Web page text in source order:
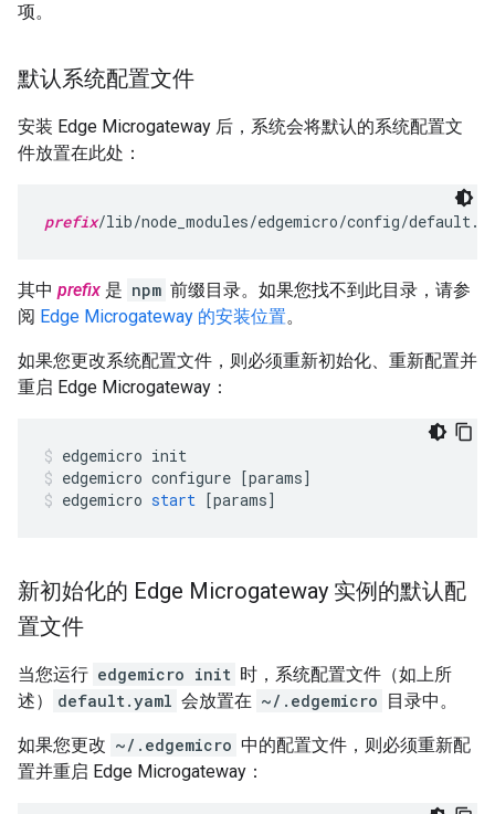
项。
默认系统配置文件
安装 Edge Microgateway 后，系统会将默认的系统配置文
件放置在此处：
prefix/lib/node_modules/edgemicro/config/
其中 prefix 是 npm 前缀目录。如果您找不到此目录，请参
阅 Edge Microgateway 的安装位置。
如果您更改系统配置文件，则必须重新初始化、重新配置并
重启 Edge Microgateway：
edgemicro init
edgemicro configure [params]
edgemicro start [params]
新初始化的 Edge Microgateway 实例的默认配
置文件
当您运行 edgemicro init 时，系统配置文件（如上所
述）
default.yaml 会放置在 ~/.edgemicro 目录中。
如果您更改 ~/.edgemicro 中的配置文件，则必须重新配
置并重启 Edge Microgateway：